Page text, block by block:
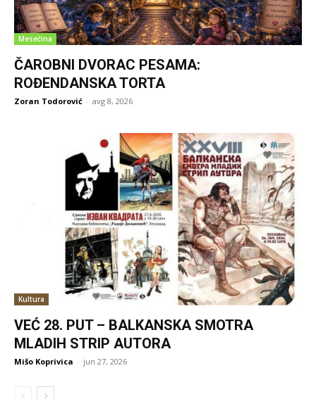
Mesečina
ČAROBNI DVORAC PESAMA:
ROĐENDANSKA TORTA
Zoran Todorović - avg 8, 2026
Kultura
VEĆ 28. PUT – BALKANSKA SMOTRA
MLADIH STRIP AUTORA
Mišo Koprivica - jun 27, 2026